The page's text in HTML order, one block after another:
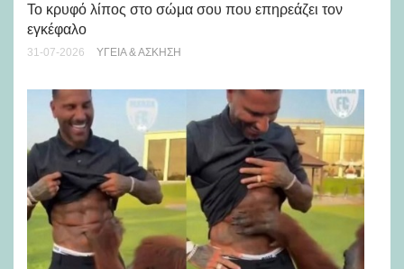
Το κρυφό λίπος στο σώμα σου που επηρεάζει τον
εγκέφαλο
31-07-2026 ΥΓΕΊΑ & ΆΣΚΗΣΗ